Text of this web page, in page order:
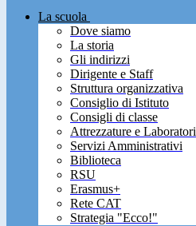
La scuola
Dove siamo
La storia
Gli indirizzi
Dirigente e Staff
Struttura organizzativa
Consiglio di Istituto
Consigli di classe
Attrezzature e Laboratori
Servizi Amministrativi
Biblioteca
RSU
Erasmus+
Rete CAT
Strategia "Ecco!"